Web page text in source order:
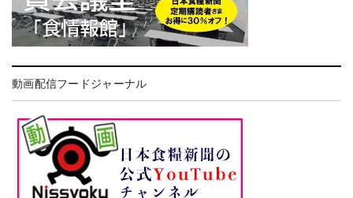
動画配信フードジャーナル